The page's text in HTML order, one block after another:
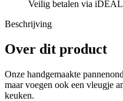
Veilig betalen via
Beschrijving
Over dit product
Onze handgemaakte
maar voegen ook een vleugje
keuken.